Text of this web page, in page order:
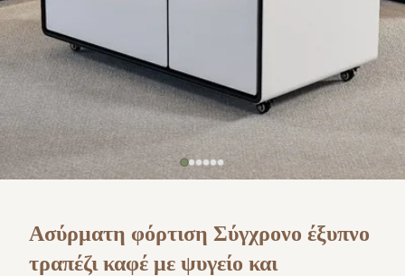
Ασύρματη φόρτιση Σύγχρονο έξυπνο
τραπέζι καφέ με ψυγείο και